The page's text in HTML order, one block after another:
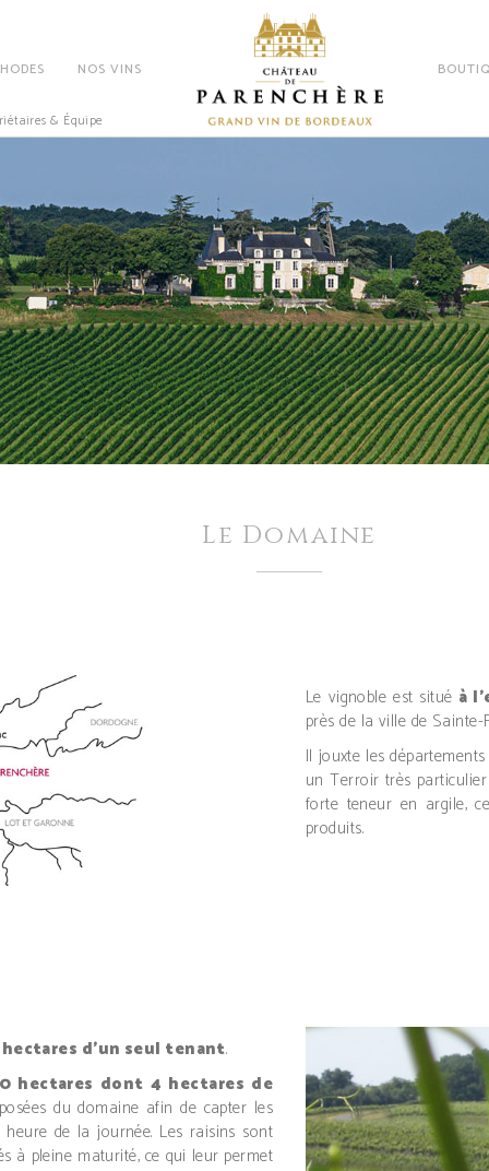
NOS VINS
& Équipe
Le Domaine
Le vignoble est situé à
près de la ville de Sainte-
Il jouxte les
un Terroir très
forte teneur en argile,
produits.
d’un seul tenant.
hectares dont 4 hectares de
du domaine afin de capter les
de la journée. Les raisins sont
à pleine maturité, ce qui leur permet